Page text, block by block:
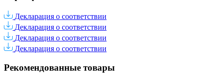
Декларация о соответствии
Декларация о соответствии
Декларация о соответствии
Декларация о соответствии
Рекомендованные товары